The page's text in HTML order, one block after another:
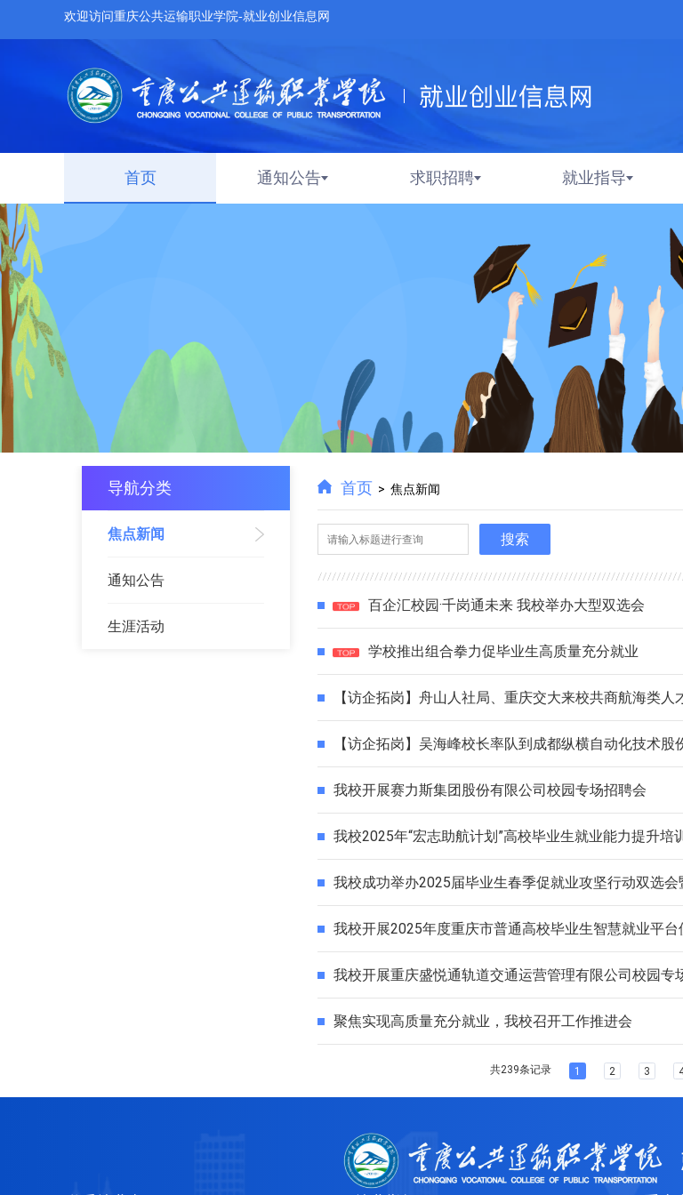
欢迎访问重庆公共运输职业学院-就业创业信息网
首页 通知公告 求职招聘 就业指导
导航分类
焦点新闻
通知公告
生涯活动
首页 > 焦点新闻
搜索
百企汇校园·千岗通未来 我校举办大型双选会
学校推出组合拳力促毕业生高质量充分就业
【访企拓岗】舟山人社局、重庆交大来校共商航海类人
【访企拓岗】吴海峰校长率队到成都纵横自动化技术股
我校开展赛力斯集团股份有限公司校园专场招聘会
我校2025年“宏志助航计划”高校毕业生就业能力提升培
我校成功举办2025届毕业生春季促就业攻坚行动双选
我校开展2025年度重庆市普通高校毕业生智慧就业平台
我校开展重庆盛悦通轨道交通运营管理有限公司校园专
聚焦实现高质量充分就业，我校召开工作推进会
共239条记录 1 2 3